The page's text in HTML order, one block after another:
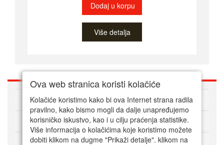
Dodaj u korpu
Više detalja
O nama
Kako kupovati online
Korisnički servis
Ova web stranica koristi kolačiće
Kolačiće koristimo kako bi ova Internet strana radila
pravilno, kako bismo mogli da dalje unapređujemo
korisničko iskustvo, kao i u cilju praćenja statistike.
Više informacija o kolačićima koje koristimo možete
dobiti klikom na dugme "Prikaži detalje". klikom na